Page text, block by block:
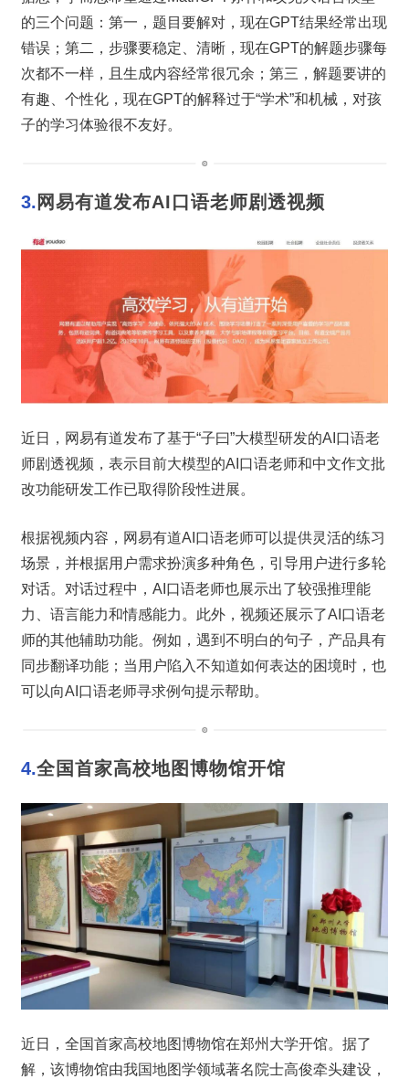
的三个问题：第一，题目要解对，现在GPT结果经常出现
错误；第二，步骤要稳定、清晰，现在GPT的解题步骤每
次都不一样，且生成内容经常很冗余；第三，解题要讲的
有趣、个性化，现在GPT的解释过于“学术”和机械，对孩
子的学习体验很不友好。
3. 网易有道发布AI口语老师剧透视频
近日，网易有道发布了基于“子曰”大模型研发的AI口语老
师剧透视频，表示目前大模型的AI口语老师和中文作文批
改功能研发工作已取得阶段性进展。
根据视频内容，网易有道AI口语老师可以提供灵活的练习
场景，并根据用户需求扮演多种角色，引导用户进行多轮
对话。对话过程中，AI口语老师也展示出了较强推理能
力、语言能力和情感能力。此外，视频还展示了AI口语老
师的其他辅助功能。例如，遇到不明白的句子，产品具有
同步翻译功能；当用户陷入不知道如何表达的困境时，也
可以向AI口语老师寻求例句提示帮助。
4.全国首家高校地图博物馆开馆
近日，全国首家高校地图博物馆在郑州大学开馆。据了
解，该博物馆由我国地图学领域著名院士高俊牵头建设，